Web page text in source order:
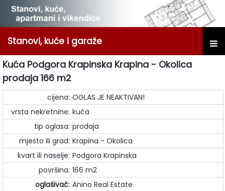
Stanovi, kuće i garaže
Kuća Podgora Krapinska Krapina - Okolica
prodaja 166 m2
cijena: OGLAS JE NEAKTIVAN!
vrsta nekretnine: kuća
tip oglasa: prodaja
mjesto ili grad: Krapina - Okolica
kvart ili naselje: Podgora Krapinska
površina: 166 m2
oglašivač: Anino Real Estate